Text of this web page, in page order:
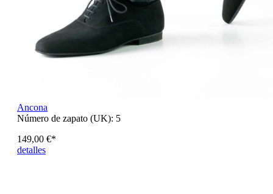
Ancona
Número de zapato (UK): 5
149,00 €*
detalles